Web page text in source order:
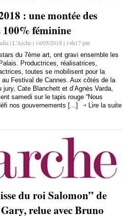
: une montée des
100% féminine
| L'Arche | 14/05/2018 | 14h17 pm
du 7ème art, ont gravi ensemble les
Productrices, réalisatrices,
toutes se mobilisent pour la
au Festival de Cannes. Aux côtés de la
jury, Cate Blanchett et d’Agnès Varda,
samedi sur le tapis rouge “Nous
nos gouvernements [...]
Lire la suite
du roi Salomon” de
relue avec Bruno